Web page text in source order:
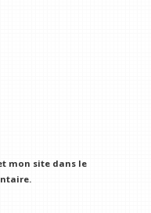
mon site dans le